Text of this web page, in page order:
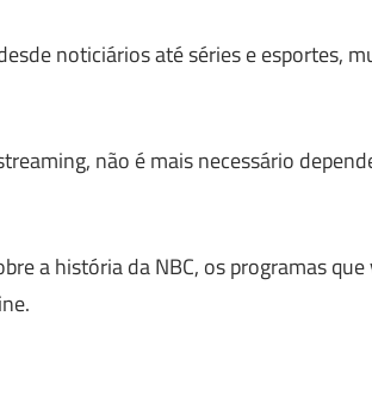
noticiários até séries e esportes,
não é mais necessário
a história da NBC, os programas